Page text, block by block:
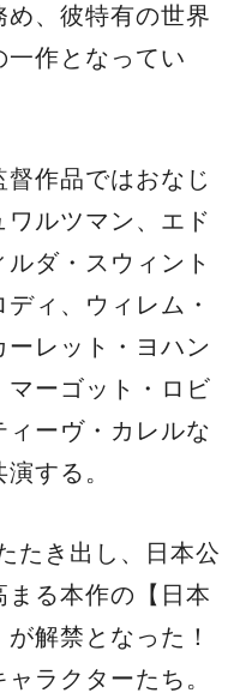
、彼特有の世界
作となってい
作品ではおなじ
ルツマン、エド
ダ・スウィント
ィ、ウィレム・
レット・ヨハン
マーゴット・ロビ
ーヴ・カレルな
する。
たき出し、日本公
る本作の【日本
解禁となった！
ラクターたち。